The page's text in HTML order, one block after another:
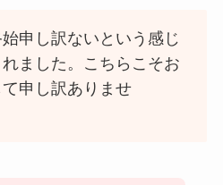
申し訳ないという感じ
ました。こちらこそお
申し訳ありませ